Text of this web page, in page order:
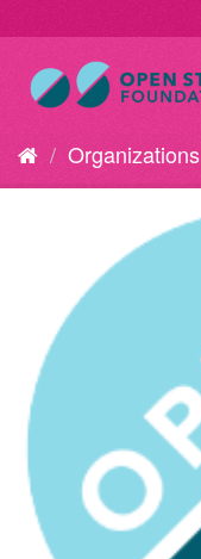
Organizations